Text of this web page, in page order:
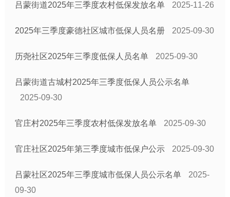
吕蒙街道2025年三季度农村低保发放名单 2025-11-26
2025年三季度豪德社区城市低保人员名册 2025-09-30
历尧社区2025年三季度低保人员名单 2025-09-30
吕蒙街道古城村2025年三季度低保人员公示名单
2025-09-30
官庄村2025年三季度农村低保发放名单 2025-09-30
官庄社区2025年第三季度城市低保户公示 2025-09-30
吕蒙社区2025年三季度城市低保人员公示名单
2025-
09-30